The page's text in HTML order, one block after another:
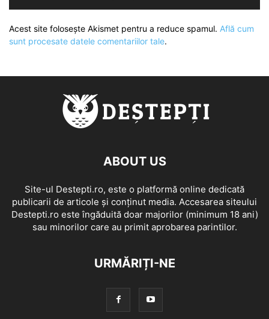
Acest site folosește Akismet pentru a reduce spamul. Află cum
sunt procesate datele comentariilor tale.
ABOUT US
Site-ul Destepti.ro, este o platformă online dedicată
publicarii de articole și conținut media. Accesarea siteului
Destepti.ro este îngăduită doar majorilor (minimum 18 ani)
sau minorilor care au primit aprobarea parintilor.
URMĂRIȚI-NE